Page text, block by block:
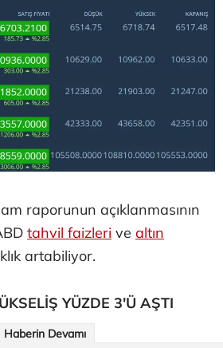
raporunun açıklanmasının
tahvil faizleri ve altın
artabiliyor.
YÜZDE 3'Ü AŞTI
Haberin Devamı